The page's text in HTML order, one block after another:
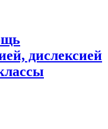
дислексией